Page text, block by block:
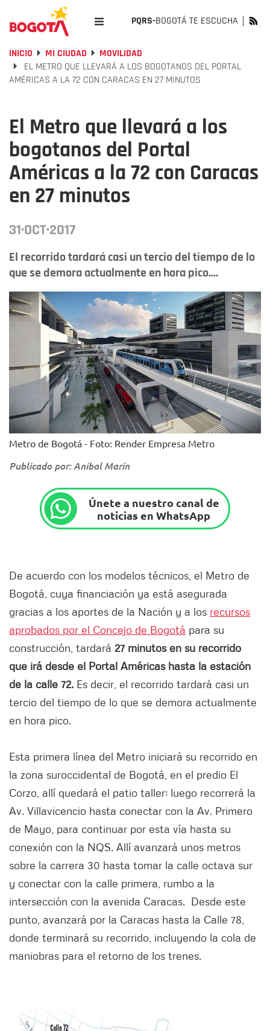
PQRS-BOGOTÁ TE ESCUCHA
INICIO MI CIUDAD
MOVILIDAD
EL METRO QUE LLEVARÁ A LOS BOGOTANOS DEL PORTAL
AMÉRICAS A LA 72 CON CARACAS EN 27 MINUTOS
El Metro que llevará a los
bogotanos del Portal
Américas a la 72 con Caracas
en 27 minutos
31·OCT·2017
El recorrido tardará casi un tercio del tiempo de lo
que se demora actualmente en hora pico....
Metro de Bogotá - Foto: Render Empresa Metro
Publicado por: Anibal Marín
Únete a nuestro canal de
noticias en WhatsApp
De acuerdo con los modelos técnicos, el Metro de
Bogotá, cuya financiación ya está asegurada
gracias a los aportes de la Nación y a los recursos
aprobados por el Concejo de Bogotá para su
construcción, tardará 27 minutos en su recorrido
que irá desde el Portal Américas hasta la estación
de la calle 72. Es decir, el recorrido tardará casi un
tercio del tiempo de lo que se demora actualmente
en hora pico.
Esta primera línea del Metro iniciará su recorrido en
la zona suroccidental de Bogotá, en el predio El
Corzo, allí quedará el patio taller; luego recorrerá la
Av. Villavicencio hasta conectar con la Av. Primero
de Mayo, para continuar por esta vía hasta su
conexión con la NQS. Allí avanzará unos metros
sobre la carrera 30 hasta tomar la calle octava sur
y conectar con la calle primera, rumbo a la
intersección con la avenida Caracas. Desde este
punto, avanzará por la Caracas hasta la Calle 78,
donde terminará su recorrido, incluyendo la cola de
maniobras para el retorno de los trenes.